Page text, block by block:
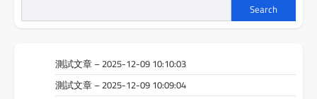
Search
測試文章 – 2025-12-09 10:10:03
測試文章 – 2025-12-09 10:09:04